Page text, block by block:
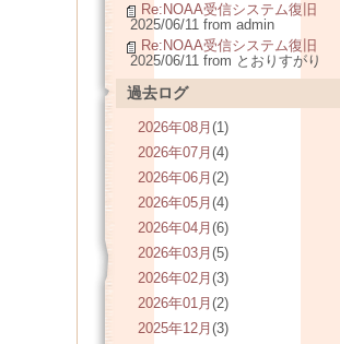
Re:NOAA受信システム復旧
2025/06/11 from admin
Re:NOAA受信システム復旧
2025/06/11 from とおりすがり
過去ログ
2026年08月 (1)
2026年07月 (4)
2026年06月 (2)
2026年05月 (4)
2026年04月 (6)
2026年03月 (5)
2026年02月 (3)
2026年01月 (2)
2025年12月 (3)